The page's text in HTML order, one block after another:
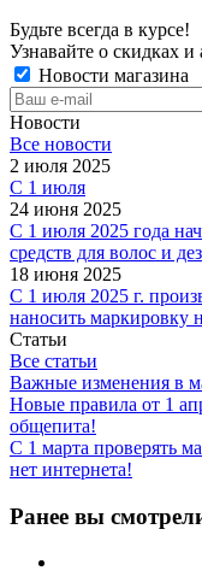
Будьте всегда в курсе!
Узнавайте о скидках
Новости магазина
Новости
Все новости
2 июля 2025
С 1 июля
24 июня 2025
С 1 июля 2025 года
средств для волос и
18 июня 2025
С 1 июля 2025 г.
наносить маркировку
Статьи
Все статьи
Важные изменения в
Новые правила от 1
общепита!
С 1 марта проверять
нет интернета!
Ранее вы